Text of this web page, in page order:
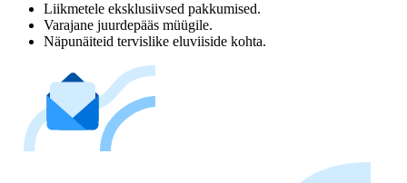
Liikmetele eksklusiivsed pakkumised.
Varajane juurdepääs müügile.
Näpunäiteid tervislike eluviiside kohta.